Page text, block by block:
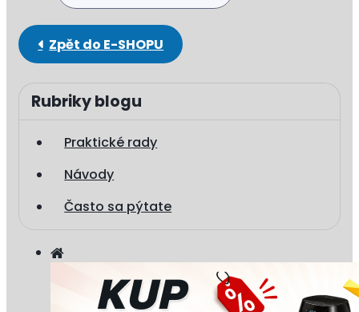
Rubriky blogu
Praktické rady
Návody
Často sa pýtate